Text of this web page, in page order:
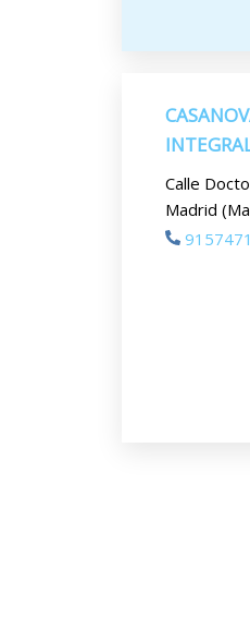
Calle
Madrid